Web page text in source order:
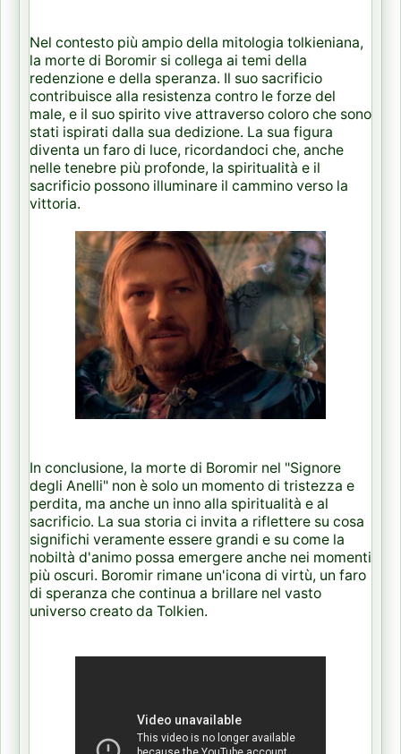
Nel contesto più ampio della mitologia tolkieniana,
la morte di Boromir si collega ai temi della
redenzione e della speranza. Il suo sacrificio
contribuisce alla resistenza contro le forze del
male, e il suo spirito vive attraverso coloro che sono
stati ispirati dalla sua dedizione. La sua figura
diventa un faro di luce, ricordandoci che, anche
nelle tenebre più profonde, la spiritualità e il
sacrificio possono illuminare il cammino verso la
vittoria.
In conclusione, la morte di Boromir nel "Signore
degli Anelli" non è solo un momento di tristezza e
perdita, ma anche un inno alla spiritualità e al
sacrificio. La sua storia ci invita a riflettere su cosa
significhi veramente essere grandi e su come la
nobiltà d'animo possa emergere anche nei momenti
più oscuri. Boromir rimane un'icona di virtù, un faro
di speranza che continua a brillare nel vasto
universo creato da Tolkien.